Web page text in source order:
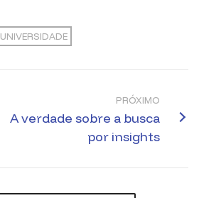
UNIVERSIDADE
PRÓXIMO
A verdade sobre a busca
por insights